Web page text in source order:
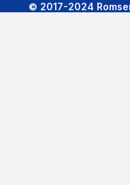
© 2017-2024